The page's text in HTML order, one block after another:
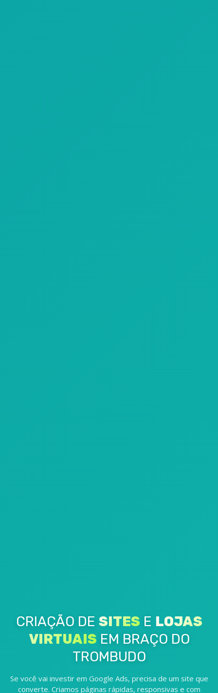
CRIAÇÃO DE SITES E LOJAS
VIRTUAIS EM BRAÇO DO
TROMBUDO
Se você vai investir em Google Ads, precisa de um site que
converte. Criamos páginas rápidas, responsivas e com